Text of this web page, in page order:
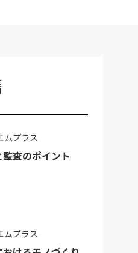
ムプラス
査のポイント
ムプラス